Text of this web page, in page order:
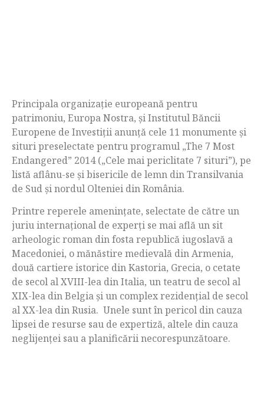
Principala organizație europeană pentru
patrimoniu, Europa Nostra, și Institutul Băncii
Europene de Investiţii anunță cele 11 monumente și
situri preselectate pentru programul „The 7 Most
Endangered” 2014 („Cele mai periclitate 7 situri”), pe
listă aflânu-se și bisericile de lemn din Transilvania
de Sud și nordul Olteniei din România.
Printre reperele amenințate, selectate de către un
juriu internaţional de experţi se mai află un sit
arheologic roman din fosta republică iugoslavă a
Macedoniei, o mănăstire medievală din Armenia,
două cartiere istorice din Kastoria, Grecia, o cetate
de secol al XVIII-lea din Italia, un teatru de secol al
XIX-lea din Belgia și un complex rezidențial de secol
al XX-lea din Rusia. Unele sunt în pericol din cauza
lipsei de resurse sau de expertiză, altele din cauza
neglijenţei sau a planificării necorespunzătoare.